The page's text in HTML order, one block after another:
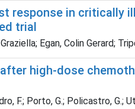
in critically
trial
Egan, Colin Gerard;
high-dose
F.; Porto, G.; Policastro, G.;